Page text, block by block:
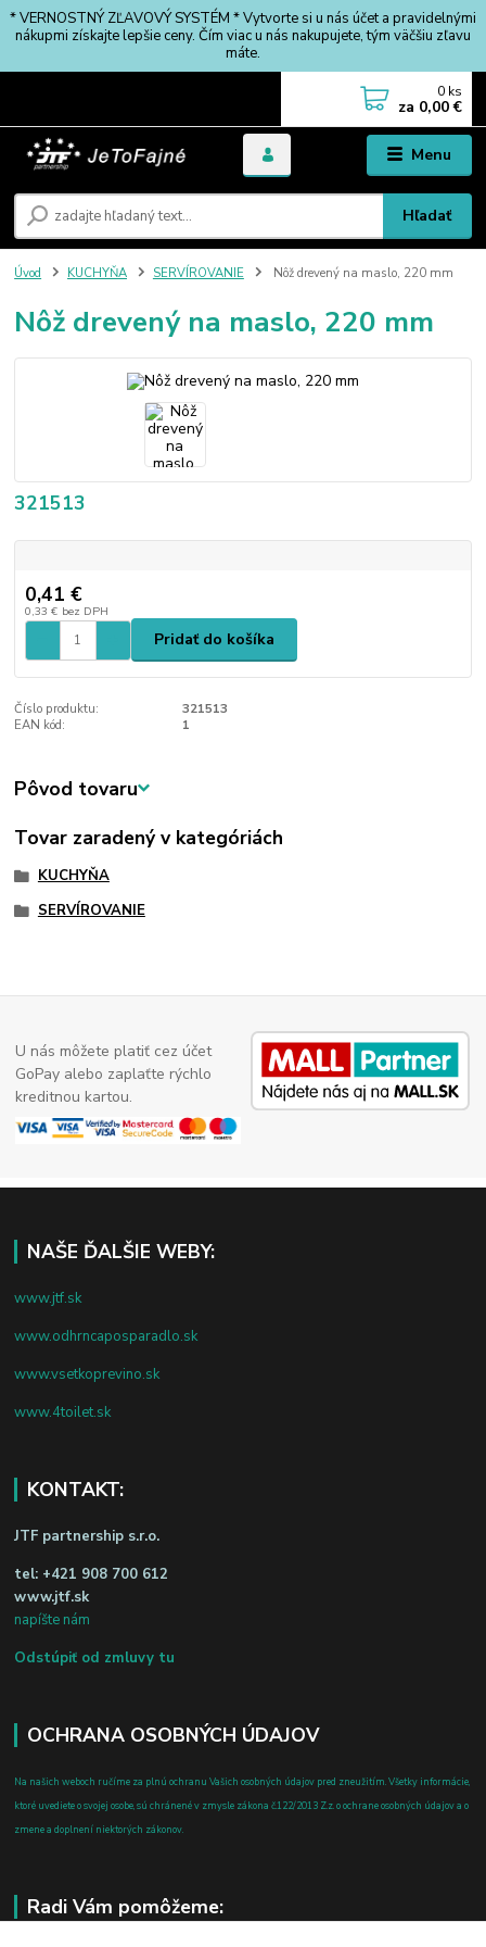
* VERNOSTNÝ ZĽAVOVÝ SYSTÉM * Vytvorte si u nás účet a pravidelnými
nákupmi získajte lepšie ceny. Čím viac u nás nakupujete, tým väčšiu zľavu
máte.
Menu
Hľadať
0 ks
za 0,00 €
Úvod KUCHYŇA SERVÍROVANIE Nôž drevený na maslo, 220 mm
Nôž drevený na maslo, 220 mm
321513
0,41 €
0,33 € bez DPH
Pridať do košíka
Číslo produktu:
321513
EAN kód:
1
Pôvod tovaru
Tovar zaradený v kategóriách
KUCHYŇA
SERVÍROVANIE
U nás môžete platiť cez účet
GoPay alebo zaplaťte rýchlo
kreditnou kartou.
NAŠE ĎALŠIE WEBY:
www.jtf.sk
www.odhrncaposparadlo.sk
www.vsetkoprevino.sk
www.4toilet.sk
KONTAKT:
JTF partnership s.r.o.
tel: +421 908 700 612
www.jtf.sk
napíšte nám
Odstúpiť od zmluvy tu
OCHRANA OSOBNÝCH ÚDAJOV
Na našich weboch ručíme za plnú ochranu Vašich osobných údajov pred zneužitím. Všetky informácie,
ktoré uvediete o svojej osobe, sú chránené v zmysle zákona č.122/2013 Z.z. o ochrane osobných údajov a o
zmene a doplnení niektorých zákonov.
Radi Vám pomôžeme: